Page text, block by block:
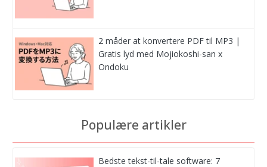
2 måder at konvertere PDF til MP3 |
Gratis lyd med Mojiokoshi-san x
Ondoku
Populære artikler
Bedste tekst-til-tale software: 7